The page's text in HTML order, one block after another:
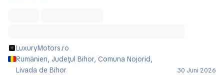
LuxuryMotors.ro
Rumänien, Judeţul Bihor, Comuna Nojorid,
Livada de Bihor
30 Juni 2026